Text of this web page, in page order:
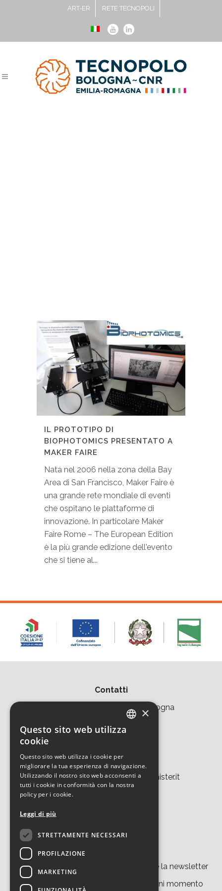
ART-ER RETE TECNOPOLI
IL PROTOTIPO DI
BIOPHOTOMICS PRESENTATO A
MAKER FAIRE
Nata nel 2006 nella zona della Bay
Area di San Francisco, Maker Faire è
una grande rete mondiale di eventi
che ospitano le piattaforme di
innovazione. In particolare Maker
Faire Rome – The European Edition
è la più grande edizione dell'evento
che si tiene al...
Contatti
Area della Ricerca CNR di Bologna
Via Piero Gobetti 101
Tel. +39 051 639 8457
tecnopolo.bo.cnr@laboratoriomister.it
Cliccando su “
” accetti di ricevere la newsletter
del nostro sito. Potrai disiscriverti in ogni momento
×
Questo sito web utilizza
cookie
Questo sito web utilizza i cookie per
migliorare la tua esperienza di navigazione.
Utilizzando il nostro sito web acconsenti a
tutti i cookie in conformità con la nostra
policy per i cookie.
Leggi di più
STRETTAMENTE NECESSARI
PROFILAZIONE
MARKETING